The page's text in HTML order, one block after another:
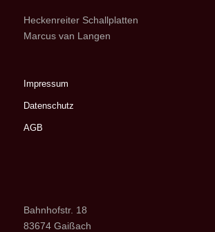
Heckenreiter Schallplatten
Marcus van Langen
Impressum
Datenschutz
AGB
Bahnhofstr. 18
83674 Gaißach